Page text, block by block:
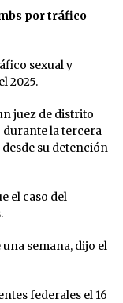
por tráfico
sexual y
2025.
juez de distrito
la tercera
su detención
el caso del
semana, dijo el
federales el 16